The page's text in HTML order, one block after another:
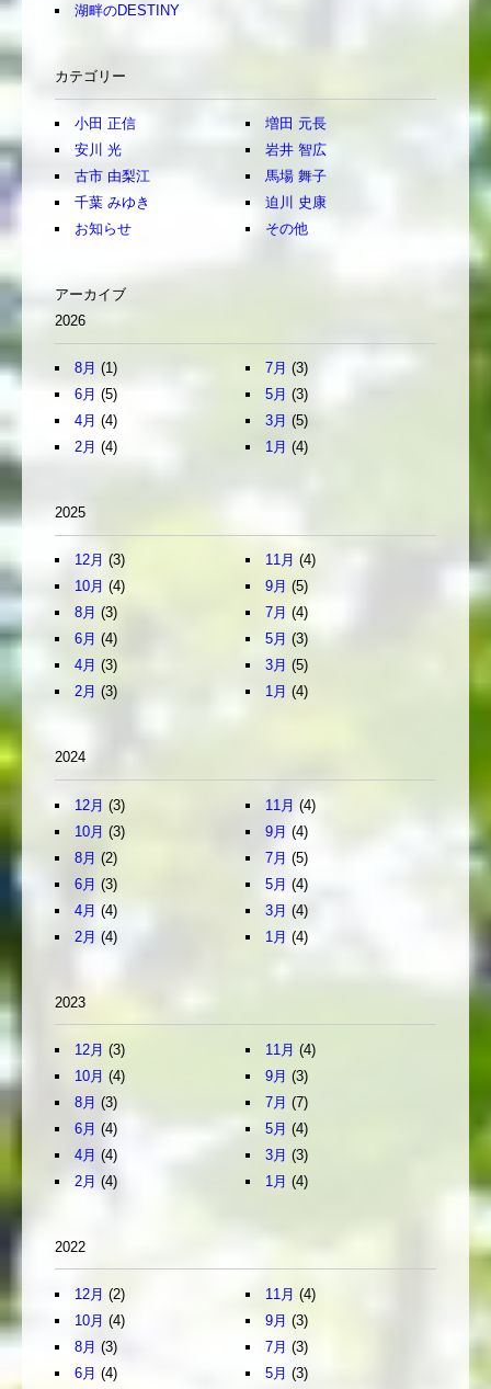
湖畔のDESTINY
カテゴリー
小田 正信
増田 元長
安川 光
岩井 智広
古市 由梨江
馬場 舞子
千葉 みゆき
迫川 史康
お知らせ
その他
アーカイブ
2026
8月 (1) 7月 (3)
6月 (5) 5月 (3)
4月 (4) 3月 (5)
2月 (4) 1月 (4)
2025
12月 (3) 11月 (4)
10月 (4) 9月 (5)
8月 (3) 7月 (4)
6月 (4) 5月 (3)
4月 (3) 3月 (5)
2月 (3) 1月 (4)
2024
12月 (3) 11月 (4)
10月 (3) 9月 (4)
8月 (2) 7月 (5)
6月 (3) 5月 (4)
4月 (4) 3月 (4)
2月 (4) 1月 (4)
2023
12月 (3) 11月 (4)
10月 (4) 9月 (3)
8月 (3) 7月 (7)
6月 (4) 5月 (4)
4月 (4) 3月 (3)
2月 (4) 1月 (4)
2022
12月 (2) 11月 (4)
10月 (4) 9月 (3)
8月 (3) 7月 (3)
6月 (4) 5月 (3)